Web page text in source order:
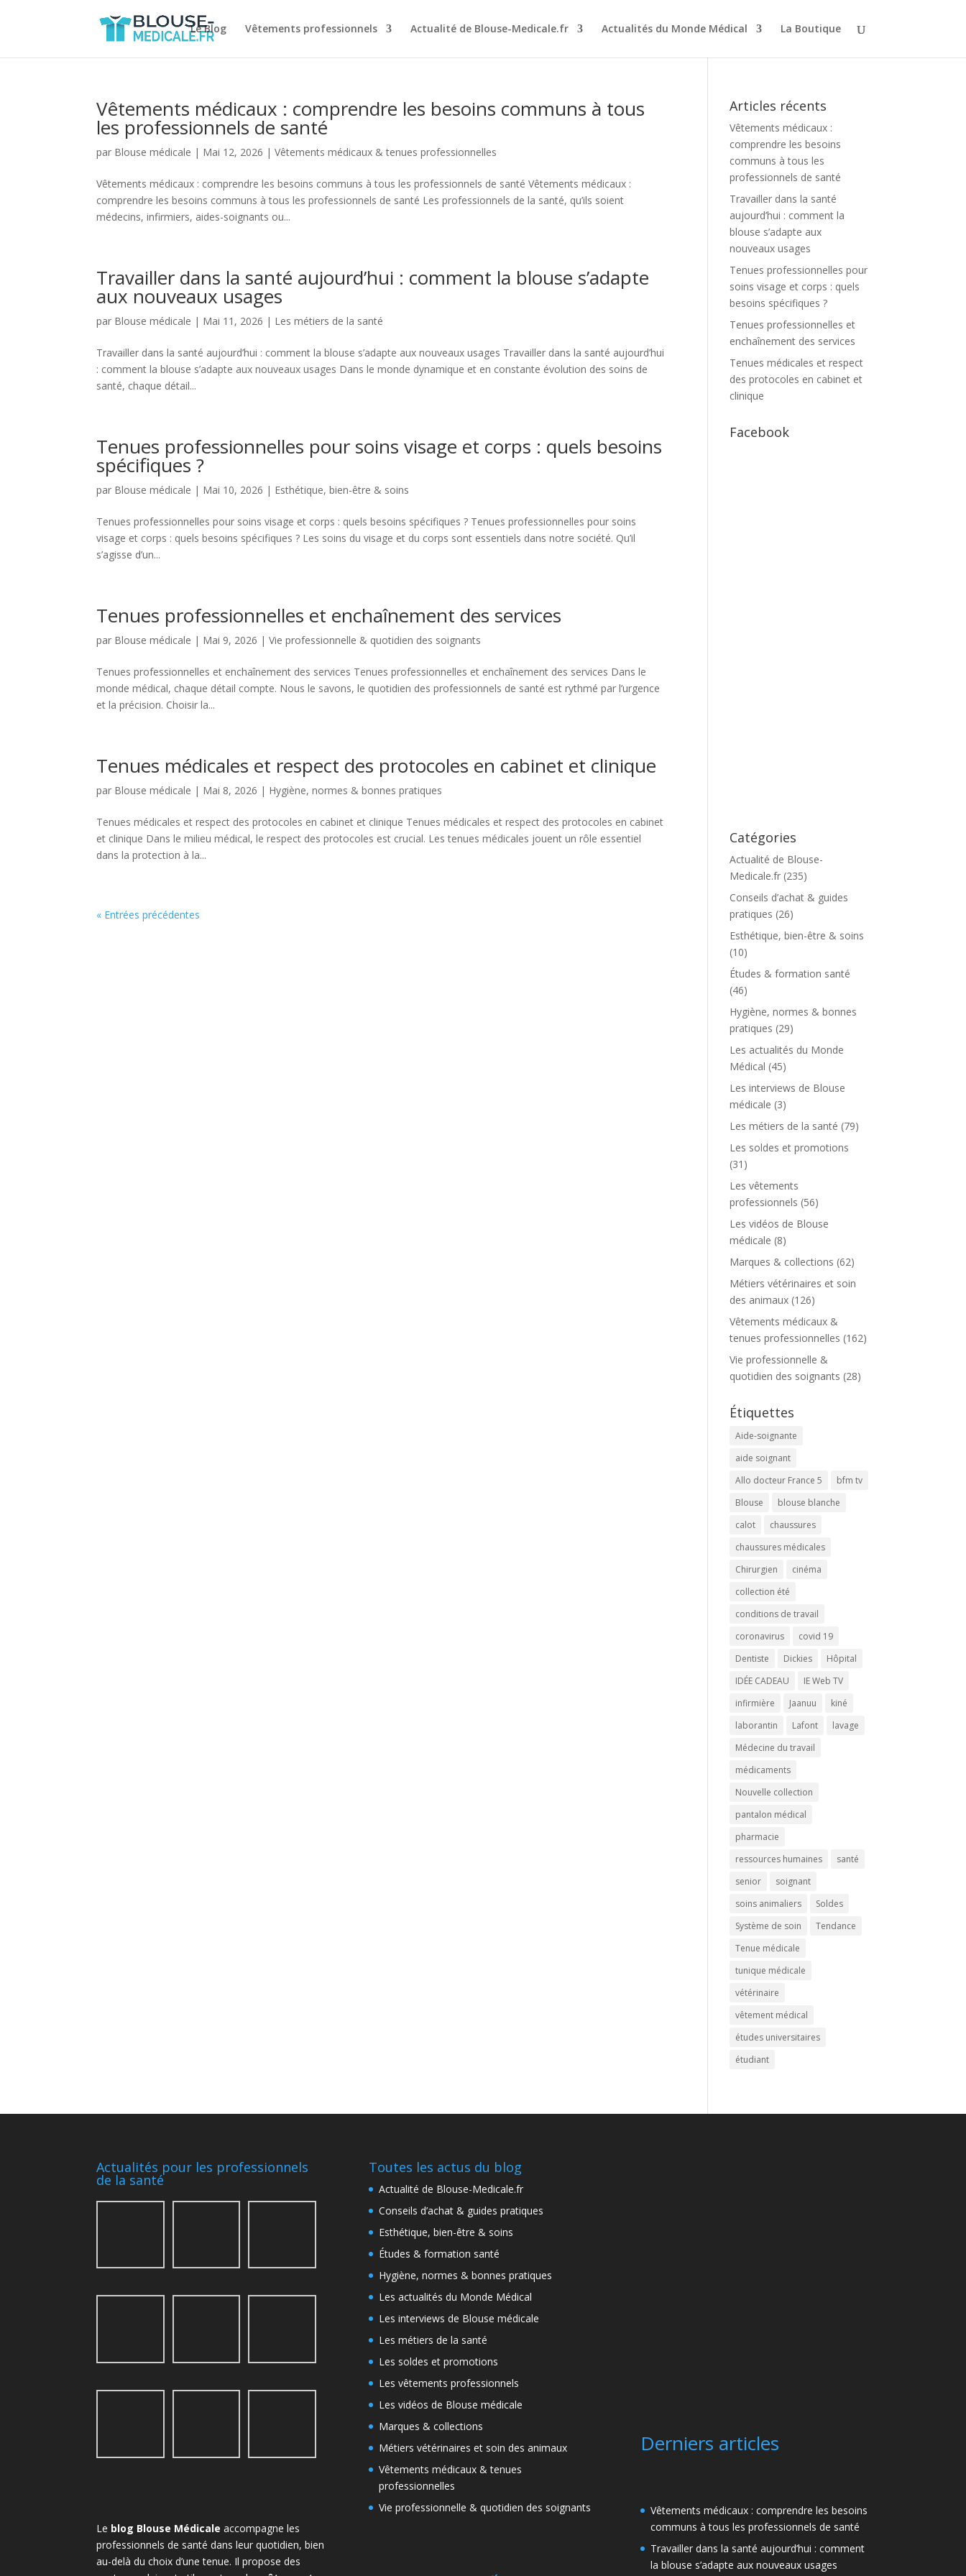
Le Blog Vêtements professionnels Actualité de Blouse-Medicale.fr Actualités du Monde Médical La Boutique
Vêtements médicaux : comprendre les besoins communs à tous
les professionnels de santé
par Blouse médicale | Mai 12, 2026 |Vêtements médicaux & tenues professionnelles
Vêtements médicaux : comprendre les besoins communs à tous les professionnels de santé Vêtements médicaux :
comprendre les besoins communs à tous les professionnels de santé Les professionnels de la santé, qu’ils soient
médecins, infirmiers, aides-soignants ou...
Travailler dans la santé aujourd’hui : comment la blouse s’adapte
aux nouveaux usages
par Blouse médicale | Mai 11, 2026 | Les métiers de la santé
Travailler dans la santé aujourd’hui : comment la blouse s’adapte aux nouveaux usages Travailler dans la santé aujourd’hui
: comment la blouse s’adapte aux nouveaux usages Dans le monde dynamique et en constante évolution des soins de
santé, chaque détail...
Tenues professionnelles pour soins visage et corps : quels besoins
spécifiques ?
par Blouse médicale | Mai 10, 2026 | Esthétique, bien-être & soins
Tenues professionnelles pour soins visage et corps : quels besoins spécifiques ? Tenues professionnelles pour soins
visage et corps : quels besoins spécifiques ? Les soins du visage et du corps sont essentiels dans notre société. Qu’il
s’agisse d’un...
Tenues professionnelles et enchaînement des services
par Blouse médicale | Mai 9, 2026 |Vie professionnelle & quotidien des soignants
Tenues professionnelles et enchaînement des services Tenues professionnelles et enchaînement des services Dans le
monde médical, chaque détail compte. Nous le savons, le quotidien des professionnels de santé est rythmé par l’urgence
et la précision. Choisir la...
Tenues médicales et respect des protocoles en cabinet et clinique
par Blouse médicale | Mai 8, 2026 | Hygiène, normes & bonnes pratiques
Tenues médicales et respect des protocoles en cabinet et clinique Tenues médicales et respect des protocoles en cabinet
et clinique Dans le milieu médical, le respect des protocoles est crucial. Les tenues médicales jouent un rôle essentiel
dans la protection à la...
« Entrées précédentes
Articles récents
Vêtements médicaux :
comprendre les besoins
communs à tous les
professionnels de santé
Travailler dans la santé
aujourd’hui : comment la
blouse s’adapte aux
nouveaux usages
Tenues professionnelles pour
soins visage et corps : quels
besoins spécifiques ?
Tenues professionnelles et
enchaînement des services
Tenues médicales et respect
des protocoles en cabinet et
clinique
Facebook
Catégories
Actualité de Blouse-
Medicale.fr (235)
Conseils d’achat & guides
pratiques (26)
Esthétique, bien-être & soins
(10)
Études & formation santé
(46)
Hygiène, normes & bonnes
pratiques (29)
Les actualités du Monde
Médical (45)
Les interviews de Blouse
médicale (3)
Les métiers de la santé (79)
Les soldes et promotions
(31)
Les vêtements
professionnels (56)
Les vidéos de Blouse
médicale (8)
Marques & collections (62)
Métiers vétérinaires et soin
des animaux (126)
Vêtements médicaux &
tenues professionnelles (162)
Vie professionnelle &
quotidien des soignants (28)
Étiquettes
Aide-soignante
aide soignant
Allo docteur France 5
bfm tv
Blouse
blouse blanche
calot
chaussures
chaussures médicales
Chirurgien
cinéma
collection été
conditions de travail
coronavirus
covid 19
Dentiste
Dickies
Hôpital
IDÉE CADEAU
IE Web TV
infirmière
Jaanuu
kiné
laborantin
Lafont
lavage
Médecine du travail
médicaments
Nouvelle collection
pantalon médical
pharmacie
ressources humaines
santé
senior
soignant
soins animaliers
Soldes
Système de soin
Tendance
Tenue médicale
tunique médicale
vétérinaire
vêtement médical
études universitaires
étudiant
Actualités pour les professionnels
de la santé
Le blog Blouse Médicale accompagne les
professionnels de santé dans leur quotidien, bien
au-delà du choix d’une tenue. Il propose des
Toutes les actus du blog
Actualité de Blouse-Medicale.fr
Conseils d’achat & guides pratiques
Esthétique, bien-être & soins
Études & formation santé
Hygiène, normes & bonnes pratiques
Les actualités du Monde Médical
Les interviews de Blouse médicale
Les métiers de la santé
Les soldes et promotions
Les vêtements professionnels
Les vidéos de Blouse médicale
Marques & collections
Métiers vétérinaires et soin des animaux
Vêtements médicaux & tenues
professionnelles
Vie professionnelle & quotidien des soignants
Derniers articles
Vêtements médicaux : comprendre les besoins
communs à tous les professionnels de santé
Travailler dans la santé aujourd’hui : comment
la blouse s’adapte aux nouveaux usages